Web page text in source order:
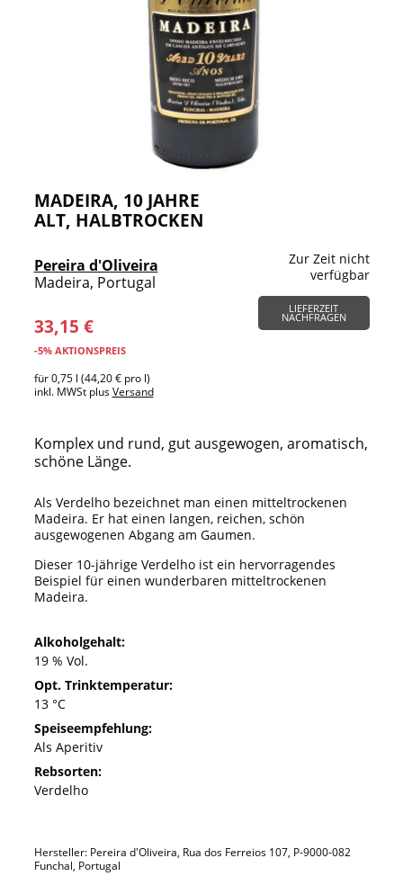
MADEIRA, 10 JAHRE
ALT, HALBTROCKEN
Pereira d'Oliveira
Madeira, Portugal
33,15 €
-5% AKTIONSPREIS
für 0,75 l (44,20 € pro l)
inkl. MWSt plusVersand
Zur Zeit nicht
verfügbar
LIEFERZEIT
NACHFRAGEN
Komplex und rund, gut ausgewogen, aromatisch,
schöne Länge.
Als Verdelho bezeichnet man einen mitteltrockenen
Madeira. Er hat einen langen, reichen, schön
ausgewogenen Abgang am Gaumen.
Dieser 10-jährige Verdelho ist ein hervorragendes
Beispiel für einen wunderbaren mitteltrockenen
Madeira.
Alkoholgehalt:
19 % Vol.
Opt. Trinktemperatur:
13 °C
Speiseempfehlung:
Als Aperitiv
Rebsorten:
Verdelho
Hersteller: Pereira d'Oliveira, Rua dos Ferreios 107, P-9000-082
Funchal, Portugal